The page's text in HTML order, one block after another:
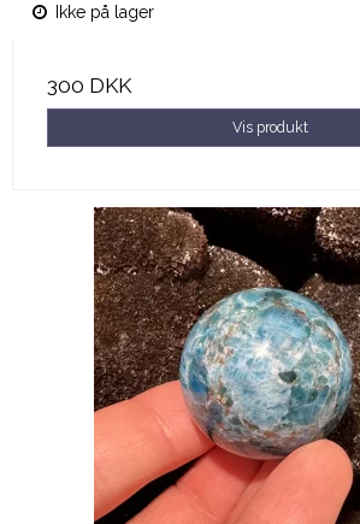
Ikke på lager
300 DKK
Vis produkt